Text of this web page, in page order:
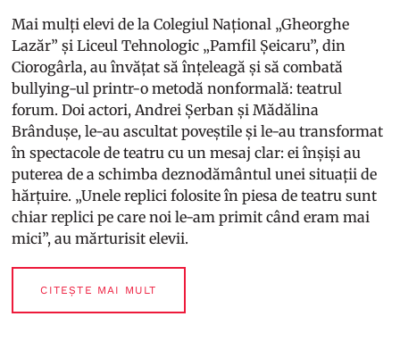
Mai mulți elevi de la Colegiul Național „Gheorghe
Lazăr” și Liceul Tehnologic „Pamfil Șeicaru”, din
Ciorogârla, au învățat să înțeleagă și să combată
bullying-ul printr-o metodă nonformală: teatrul
forum. Doi actori, Andrei Șerban și Mădălina
Brândușe, le-au ascultat poveștile și le-au transformat
în spectacole de teatru cu un mesaj clar: ei înșiși au
puterea de a schimba deznodământul unei situații de
hărțuire. „Unele replici folosite în piesa de teatru sunt
chiar replici pe care noi le-am primit când eram mai
mici”, au mărturisit elevii.
CITEȘTE MAI MULT